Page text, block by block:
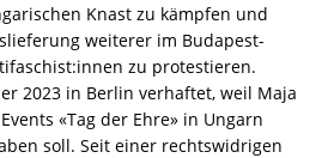
Knast zu kämpfen und
weiterer im Budapest-
zu protestieren.
2023 in Berlin verhaftet, weil Maja
«Tag der Ehre» in Ungarn
soll. Seit einer rechtswidrigen